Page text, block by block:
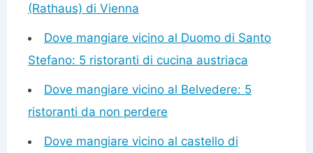
(Rathaus) di Vienna
Dove mangiare vicino al Duomo di Santo
Stefano: 5 ristoranti di cucina austriaca
Dove mangiare vicino al Belvedere: 5
ristoranti da non perdere
Dove mangiare vicino al castello di